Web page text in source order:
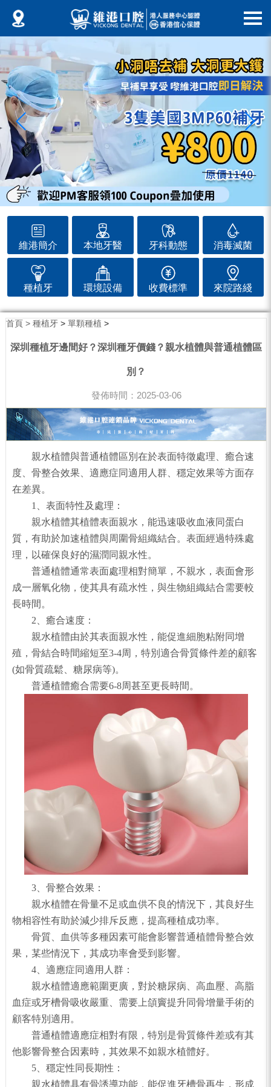
維港簡介 本地牙醫 牙科動態 消毒滅菌
種植牙 環境設備 收費標準 來院路綫
首頁 > 種植牙> 單顆種植 >
深圳種植牙邊間好？深圳種牙價錢？親水植體與普通植體區
別？
發佈時間：2025-03-06
親水植體與普通植體區別在於表面特徵處理、癒合速
度、骨整合效果、適應症同適用人群、穩定效果等方面存
在差異。
1、表面特性及處理：
親水植體其植體表面親水，能迅速吸收血液同蛋白
質，有助於加速植體與周圍骨組織結合。表面經過特殊處
理，以確保良好的濕潤同親水性。
普通植體通常表面處理相對簡單，不親水，表面會形
成一層氧化物，使其具有疏水性，與生物組織結合需要較
長時間。
2、癒合速度：
親水植體由於其表面親水性，能促進細胞粘附同增
殖，骨結合時間縮短至3-4周，特別適合骨質條件差的顧客
(如骨質疏鬆、糖尿病等)。
普通植體癒合需要6-8周甚至更長時間。
3、骨整合效果：
親水植體在骨量不足或血供不良的情況下，其良好生
物相容性有助於減少排斥反應，提高種植成功率。
骨質、血供等多種因素可能會影響普通植體骨整合效
果，某些情況下，其成功率會受到影響。
4、適應症同適用人群：
親水植體適應範圍更廣，對於糖尿病、高血壓、高脂
血症或牙槽骨吸收嚴重、需要上頜竇提升同骨增量手術的
顧客特別適用。
普通植體適應症相對有限，特別是骨質條件差或有其
他影響骨整合因素時，其效果不如親水植體好。
5、穩定性同長期性：
親水植體具有骨誘導功能，能促進牙槽骨再生，形成